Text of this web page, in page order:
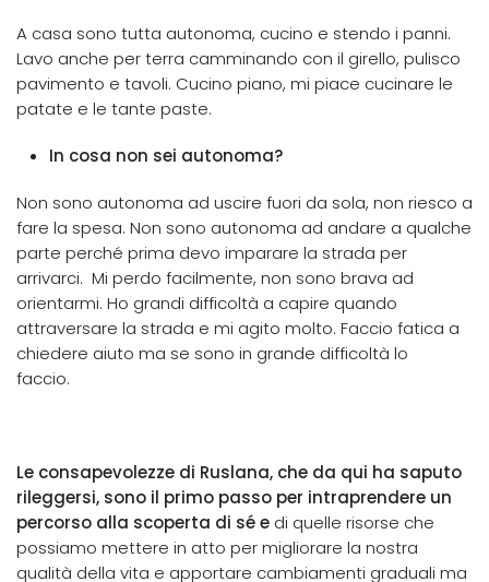
A casa sono tutta autonoma, cucino e stendo i panni.
Lavo anche per terra camminando con il girello, pulisco
pavimento e tavoli. Cucino piano, mi piace cucinare le
patate e le tante paste.
In cosa non sei autonoma?
Non sono autonoma ad uscire fuori da sola, non riesco a
fare la spesa. Non sono autonoma ad andare a qualche
parte perché prima devo imparare la strada per
arrivarci. Mi perdo facilmente, non sono brava ad
orientarmi. Ho grandi difficoltà a capire quando
attraversare la strada e mi agito molto. Faccio fatica a
chiedere aiuto ma se sono in grande difficoltà lo
faccio.
Le consapevolezze di Ruslana, che da qui ha saputo
rileggersi, sono il primo passo per intraprendere un
percorso alla scoperta di sé e di quelle risorse che
possiamo mettere in atto per migliorare la nostra
qualità della vita e apportare cambiamenti graduali ma